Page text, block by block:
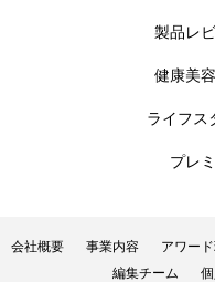
光老化
冬の準備 冬美容
製品レ
健康美
ライフス
プレ
会社概要 事業内容 アワー
編集チーム